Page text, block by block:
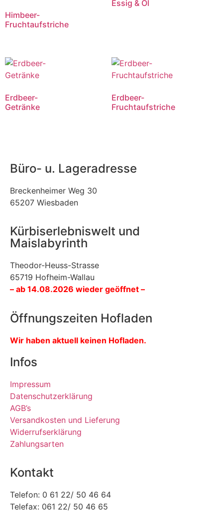
Himbeer-
Fruchtaufstriche
Essig & Öl
Erdbeer-
Getränke
Erdbeer-
Fruchtaufstriche
Büro- u. Lageradresse
Breckenheimer Weg 30
65207 Wiesbaden
Kürbiserlebniswelt und
Maislabyrinth
Theodor-Heuss-Strasse
65719 Hofheim-Wallau
– ab 14.08.2026 wieder geöffnet –
Öffnungszeiten Hofladen
Wir haben aktuell keinen Hofladen.
Infos
Impressum
Datenschutzerklärung
AGB’s
Versandkosten und Lieferung
Widerrufserklärung
Zahlungsarten
Kontakt
Telefon: 0 61 22/ 50 46 64
Telefax: 061 22/ 50 46 65